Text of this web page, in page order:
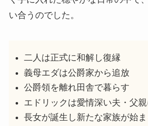
い合うのでした。
二人は正式に和解し復縁
義母エダは公爵家から追放
公爵領を離れ田舎で暮らす
エドリックは愛情深い夫・父
長女が誕生し新たな家族が始ま